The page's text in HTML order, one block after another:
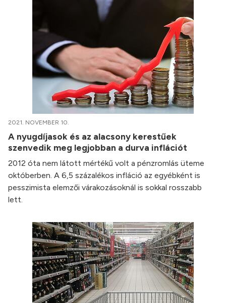
2021. NOVEMBER 10.
A nyugdíjasok és az alacsony kerestűek
szenvedik meg legjobban a durva inflációt
2012 óta nem látott mértékű volt a pénzromlás üteme
októberben. A 6,5 százalékos infláció az egyébként is
pesszimista elemzői várakozásoknál is sokkal rosszabb
lett.